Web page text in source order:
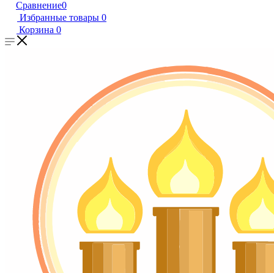
Сравнение0
Избранные товары 0
Корзина 0